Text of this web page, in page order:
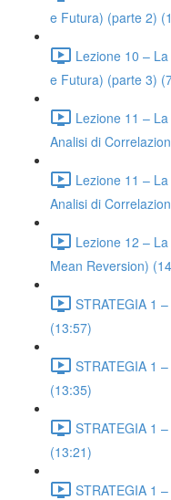
e Futura) (parte 2)
Lezione 10 –
e Futura) (parte 3)
Lezione 11 –
Analisi di
Lezione 11 –
Analisi di
Lezione 12 –
Mean Reversion)
STRATEGIA 1
(13:57)
STRATEGIA 1
(13:35)
STRATEGIA 1
(13:21)
STRATEGIA 1